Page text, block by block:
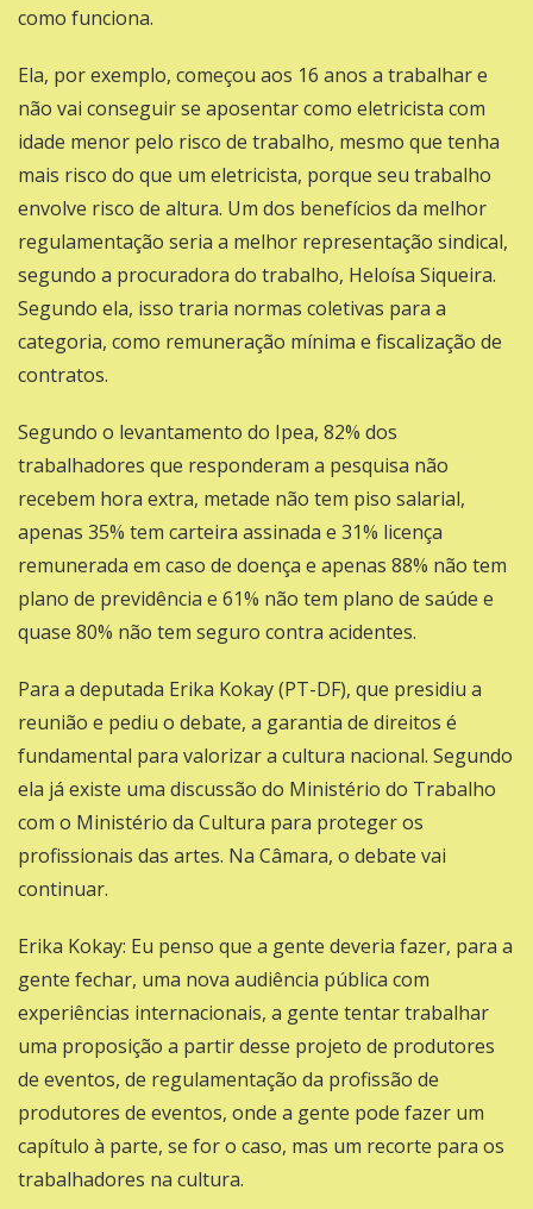
como funciona.
Ela, por exemplo, começou aos 16 anos a trabalhar e
não vai conseguir se aposentar como eletricista com
idade menor pelo risco de trabalho, mesmo que tenha
mais risco do que um eletricista, porque seu trabalho
envolve risco de altura. Um dos benefícios da melhor
regulamentação seria a melhor representação sindical,
segundo a procuradora do trabalho, Heloísa Siqueira.
Segundo ela, isso traria normas coletivas para a
categoria, como remuneração mínima e fiscalização de
contratos.
Segundo o levantamento do Ipea, 82% dos
trabalhadores que responderam a pesquisa não
recebem hora extra, metade não tem piso salarial,
apenas 35% tem carteira assinada e 31% licença
remunerada em caso de doença e apenas 88% não tem
plano de previdência e 61% não tem plano de saúde e
quase 80% não tem seguro contra acidentes.
Para a deputada Erika Kokay (PT-DF), que presidiu a
reunião e pediu o debate, a garantia de direitos é
fundamental para valorizar a cultura nacional. Segundo
ela já existe uma discussão do Ministério do Trabalho
com o Ministério da Cultura para proteger os
profissionais das artes. Na Câmara, o debate vai
continuar.
Erika Kokay: Eu penso que a gente deveria fazer, para a
gente fechar, uma nova audiência pública com
experiências internacionais, a gente tentar trabalhar
uma proposição a partir desse projeto de produtores
de eventos, de regulamentação da profissão de
produtores de eventos, onde a gente pode fazer um
capítulo à parte, se for o caso, mas um recorte para os
trabalhadores na cultura.